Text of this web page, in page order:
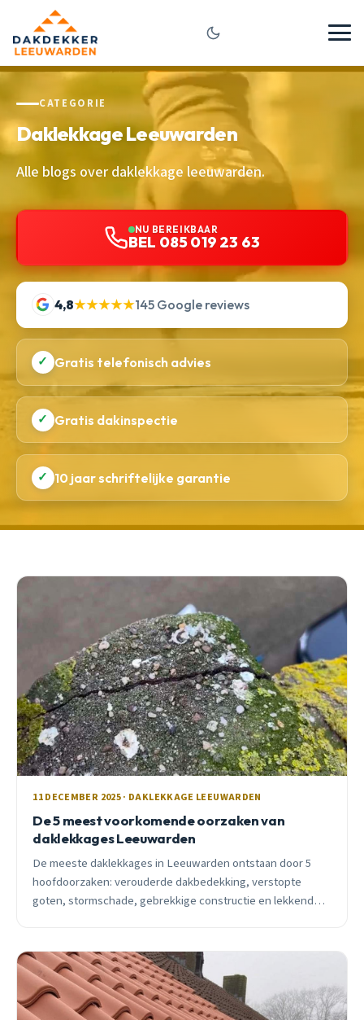
CATEGORIE
Daklekkage Leeuwarden
Alle blogs over daklekkage leeuwarden.
NU BEREIKBAAR
BEL 085 019 23 63
4,8★★★★★145 Google reviews
✓ Gratis telefonisch advies
✓ Gratis dakinspectie
✓ 10 jaar schriftelijke garantie
11 DECEMBER 2025 · DAKLEKKAGE LEEUWARDEN
De 5 meest voorkomende oorzaken van
daklekkages Leeuwarden
De meeste daklekkages in Leeuwarden ontstaan door 5
hoofdoorzaken: verouderde dakbedekking, verstopte
goten, stormschade, gebrekkige constructie en lekkende